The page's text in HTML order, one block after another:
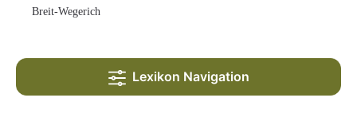
Breit-Wegerich
Lexikon Navigation